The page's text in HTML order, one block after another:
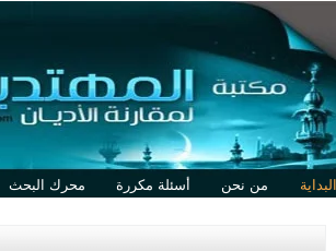
البداية من نحن أسئلة مكررة محرك البحث